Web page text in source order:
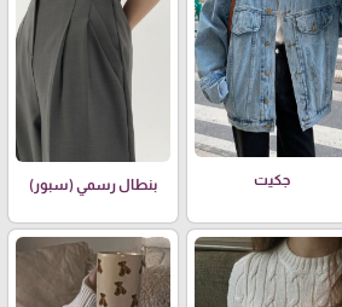
جكيت بنطال رسمي (سبور)